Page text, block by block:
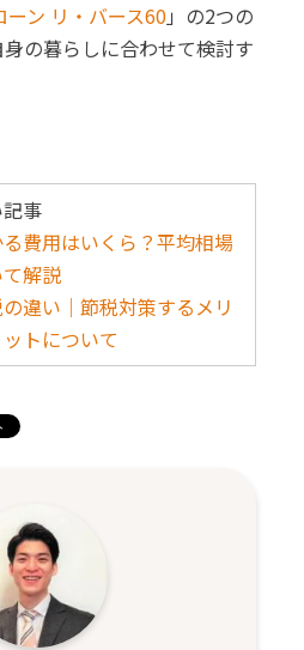
ーン リ・バース60」の2つの
の暮らしに合わせて検討す
事
費用はいくら？平均相場
解説
違い｜節税対策するメリ
トについて